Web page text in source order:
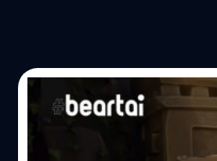
24/11/2020
ตัวอย่างเกม “Tomb
มาในรูปแบบเกมฟรีเล่นผ่